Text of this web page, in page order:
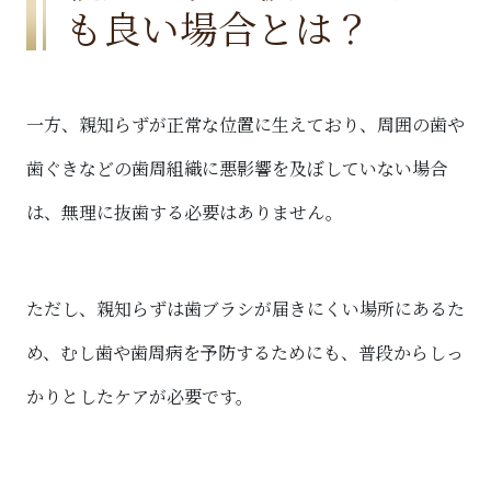
も良い場合とは？
一方、親知らずが正常な位置に生えており、周囲の歯や
歯ぐきなどの歯周組織に悪影響を及ぼしていない場合
は、無理に抜歯する必要はありません。
ただし、親知らずは歯ブラシが届きにくい場所にあるた
め、むし歯や歯周病を予防するためにも、普段からしっ
かりとしたケアが必要です。